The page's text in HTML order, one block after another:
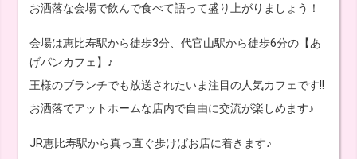
お洒落な会場で飲んで食べて語って盛り上がりましょう！
会場は恵比寿駅から徒歩3分、代官山駅から徒歩6分の【あ
げパンカフェ】♪
王様のブランチでも放送されたいま注目の人気カフェです!!
お洒落でアットホームな店内で自由に交流が楽しめます♪
JR恵比寿駅から真っ直ぐ歩けばお店に着きます♪